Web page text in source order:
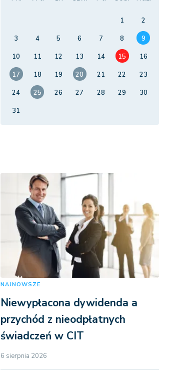
1
2
3
4 5 6 7 8
9
10
11 12 13 14 15
16
17
18 19 20 21 22
23
24
25 26 27 28 29
30
31
NAJNOWSZE
Niewypłacona dywidenda a
przychód z nieodpłatnych
świadczeń w CIT
6 sierpnia 2026